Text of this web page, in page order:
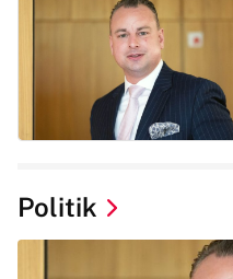
Politik